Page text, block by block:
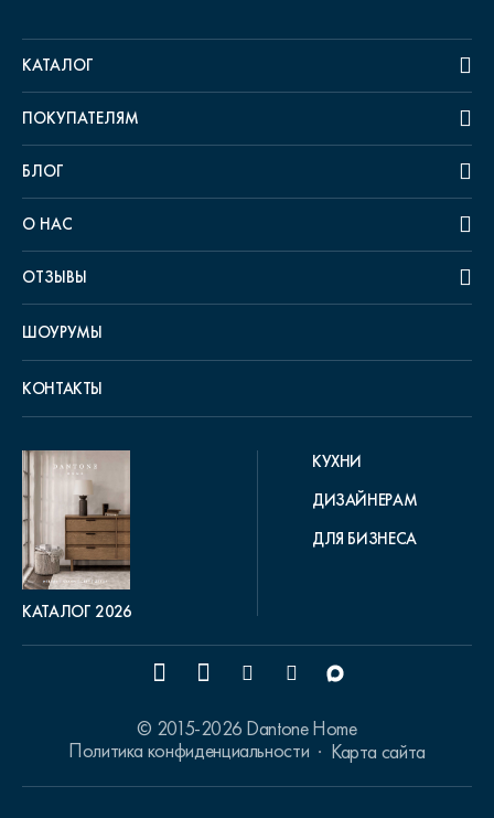
КАТАЛОГ
ПОКУПАТЕЛЯМ
БЛОГ
О НАС
ОТЗЫВЫ
ШОУРУМЫ
КОНТАКТЫ
КАТАЛОГ 2026
КУХНИ
ДИЗАЙНЕРАМ
ДЛЯ БИЗНЕСА
© 2015-2026 Dantone Home
Политика конфиденциальности
Карта сайта